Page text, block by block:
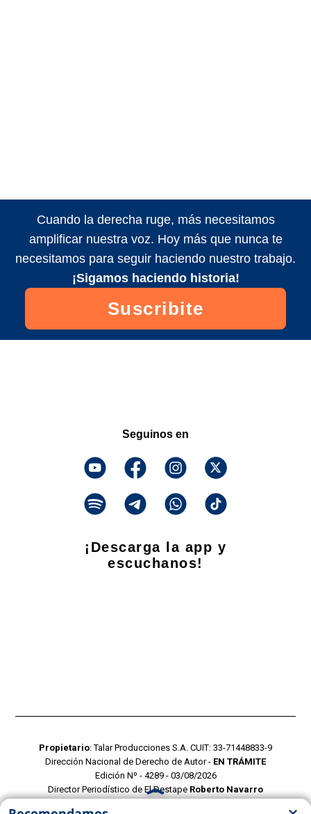
Cuando la derecha ruge, más necesitamos
amplificar nuestra voz. Hoy más que nunca te
necesitamos para seguir haciendo nuestro trabajo.
¡Sigamos haciendo historia!
Suscribite
Seguinos en
¡Descarga la app y
escuchanos!
Propietario: Talar Producciones S.A. CUIT: 33-71448833-9
Dirección Nacional de Derecho de Autor - EN TRÁMITE
Edición Nº - 4289 - 03/08/2026
Director Periodístico de El Destape Roberto Navarro